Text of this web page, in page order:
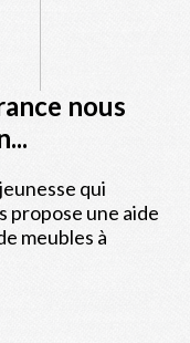
nous
qui
propose une aide
meubles à